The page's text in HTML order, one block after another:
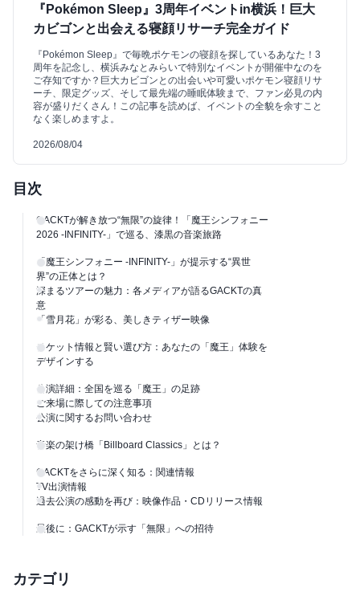
『Pokémon Sleep』3周年イベントin横浜！巨大
カビゴンと出会える寝顔リサーチ完全ガイド
『Pokémon Sleep』で毎晩ポケモンの寝顔を探しているあなた！3
周年を記念し、横浜みなとみらいで特別なイベントが開催中なのを
ご存知ですか？巨大カビゴンとの出会いや可愛いポケモン寝顔リサ
ーチ、限定グッズ、そして最先端の睡眠体験まで、ファン必見の内
容が盛りだくさん！この記事を読めば、イベントの全貌を余すこと
なく楽しめますよ。
2026/08/04
目次
GACKTが解き放つ“無限”の旋律！「魔王シンフォニー
2026 -INFINITY-」で巡る、漆黒の音楽旅路
「魔王シンフォニー -INFINITY-」が提示する“異世
界”の正体とは？
深まるツアーの魅力：各メディアが語るGACKTの真
意
「雪月花」が彩る、美しきティザー映像
チケット情報と賢い選び方：あなたの「魔王」体験を
デザインする
公演詳細：全国を巡る「魔王」の足跡
ご来場に際しての注意事項
公演に関するお問い合わせ
音楽の架け橋「Billboard Classics」とは？
GACKTをさらに深く知る：関連情報
TV出演情報
過去公演の感動を再び：映像作品・CDリリース情報
最後に：GACKTが示す「無限」への招待
カテゴリ